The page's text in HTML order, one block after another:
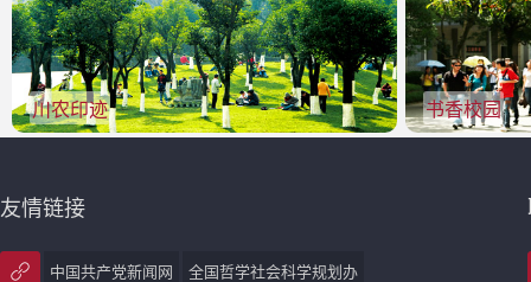
川农印迹 书香校园
友情链接
中国共产党新闻网 全国哲学社会科学规划办